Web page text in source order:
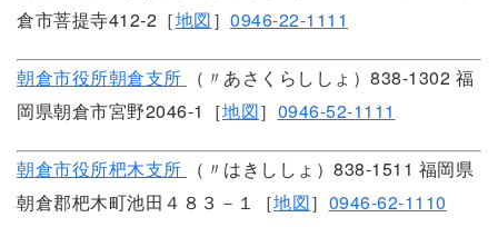
倉市菩提寺412-2［地図］ 0946-22-1111
朝倉市役所朝倉支所
（〃あさくらししょ）838-1302 福
岡県朝倉市宮野2046-1［地図］ 0946-52-1111
朝倉市役所杷木支所
（〃はきししょ）838-1511 福岡県
朝倉郡杷木町池田４８３－１［地図］ 0946-62-1110